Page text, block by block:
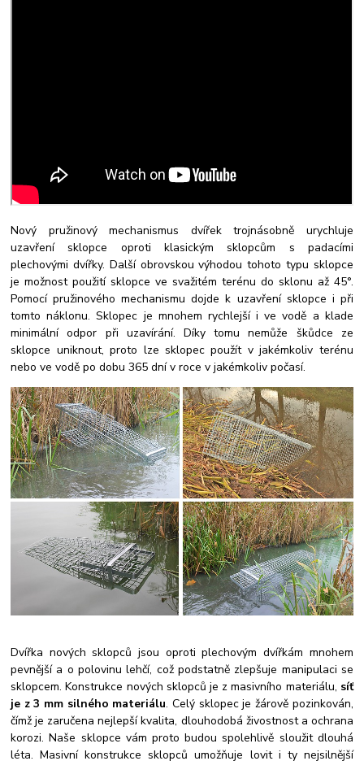
Nový pružinový mechanismus dvířek trojnásobně urychluje
uzavření sklopce oproti klasickým sklopcům s padacími
plechovými dvířky. Další obrovskou výhodou tohoto typu sklopce
je možnost použití sklopce ve svažitém terénu do sklonu až 45°.
Pomocí pružinového mechanismu dojde k uzavření sklopce i při
tomto náklonu. Sklopec je mnohem rychlejší i ve vodě a klade
minimální odpor při uzavírání. Díky tomu nemůže škůdce ze
sklopce uniknout, proto lze sklopec použít v jakémkoliv terénu
nebo ve vodě po dobu 365 dní v roce v jakémkoliv počasí.
Dvířka nových sklopců jsou oproti plechovým dvířkám mnohem
pevnější a o polovinu lehčí, což podstatně zlepšuje manipulaci se
sklopcem. Konstrukce nových sklopců je z masivního materiálu, síť
je z 3 mm silného materiálu. Celý sklopec je žárově pozinkován,
čímž je zaručena nejlepší kvalita, dlouhodobá živostnost a ochrana
korozi. Naše sklopce vám proto budou spolehlivě sloužit dlouhá
léta. Masivní konstrukce sklopců umožňuje lovit i ty nejsilnější